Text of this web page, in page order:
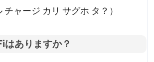
チャージ カリ サグホ タ？）
ありますか？